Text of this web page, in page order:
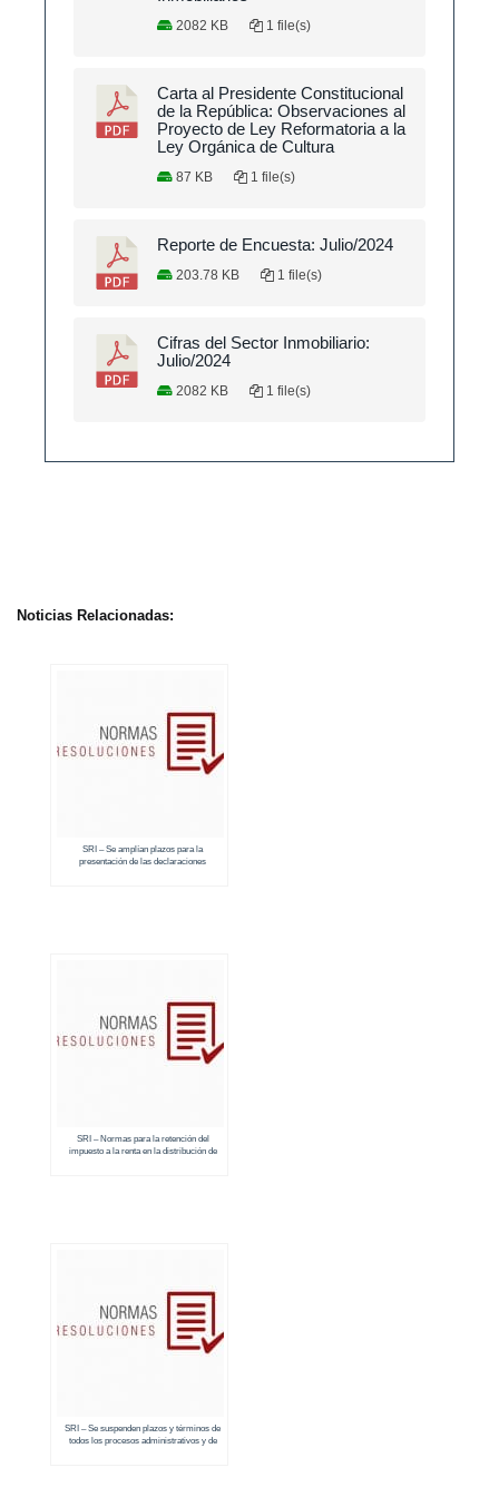
2082 KB 1 file(s)
Carta al Presidente Constitucional
de la República: Observaciones al
Proyecto de Ley Reformatoria a la
Ley Orgánica de Cultura
87 KB 1 file(s)
Reporte de Encuesta: Julio/2024
203.78 KB 1 file(s)
Cifras del Sector Inmobiliario:
Julio/2024
2082 KB 1 file(s)
Noticias Relacionadas:
SRI – Se amplían plazos para la
presentación de las declaraciones
SRI – Normas para la retención del
impuesto a la renta en la distribución de
SRI – Se suspenden plazos y términos de
todos los procesos administrativos y de